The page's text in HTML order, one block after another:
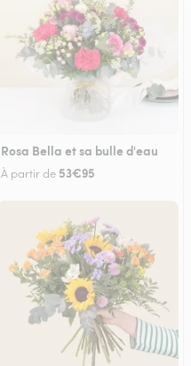
Rosa Bella et sa bulle d'eau
À partir de 53€95